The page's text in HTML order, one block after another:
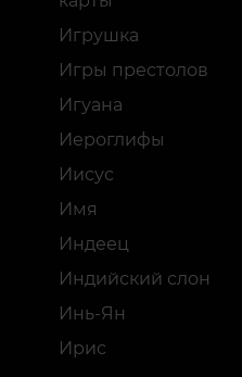
Игрушка
Игры престолов
Игуана
Иероглифы
Иисус
Имя
Индеец
Индийский слон
Инь-Ян
Ирис